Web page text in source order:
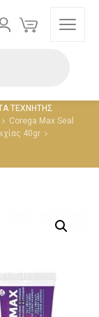
ΤΕΧΝΗΤΗΣ
Corega Max Seal
40gr